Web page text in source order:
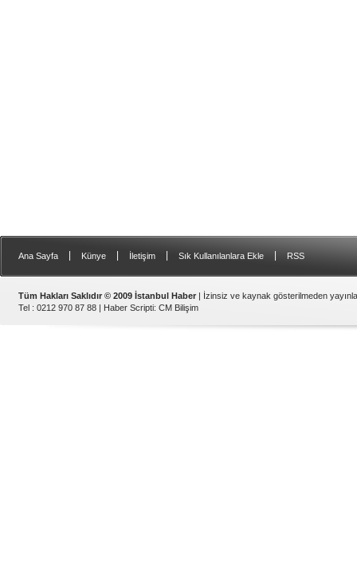
Ana Sayfa Künye İletişim Sık Kullanılanlara Ekle RSS
Tüm Hakları Saklıdır © 2009 İstanbul Haber | İzinsiz ve kaynak gösterilmeden
Tel : 0212 970 87 88 | Haber Scripti: CM Bilişim